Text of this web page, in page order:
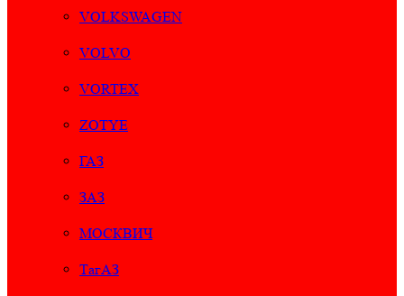
VOLKSWAGEN
VOLVO
VORTEX
ZOTYE
ГАЗ
ЗАЗ
МОСКВИЧ
ТагАЗ